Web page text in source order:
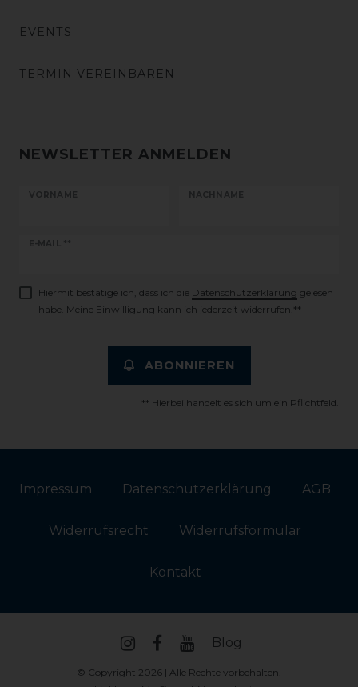
EVENTS
TERMIN VEREINBAREN
NEWSLETTER ANMELDEN
VORNAME NACHNAME
E-MAIL **
Newsletter
Hiermit bestätige ich, dass ich die Daten­schutz­erklärung gelesen
habe. Meine Einwilligung kann ich jederzeit widerrufen.**
ABONNIEREN
** Hierbei handelt es sich um ein Pflichtfeld.
Impressum Daten­schutz­erklärung AGB
Widerrufs­recht Widerrufs­formular
Kontakt
Blog
© Copyright 2026 | Alle Rechte vorbehalten.